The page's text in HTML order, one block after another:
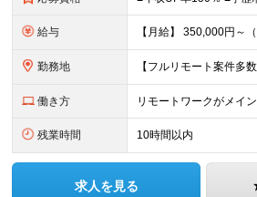
給与
勤務地
働き方 リモートワークがメイン
残業時間 10時間以内
求人を見る